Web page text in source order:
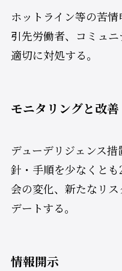
ホットライン等の苦
引先労働者、コミュニ
適切に対処する​。
モニタリングと改善
デューデリジェンス
針・手順を少なくと
会の変化、新たなリ
デートする。
情報開示